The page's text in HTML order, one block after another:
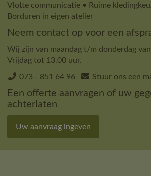
Vlotte communicatie • Ruime
Borduren in eigen atelier
Neem contact op voor een
Wij zijn van maandag t/m donderdag
Vrijdag tot 13.00 uur.
073 - 851 64 96 Stuur ons een
Een offerte aanvragen of uw
achterlaten
Uw aanvraag ingeven